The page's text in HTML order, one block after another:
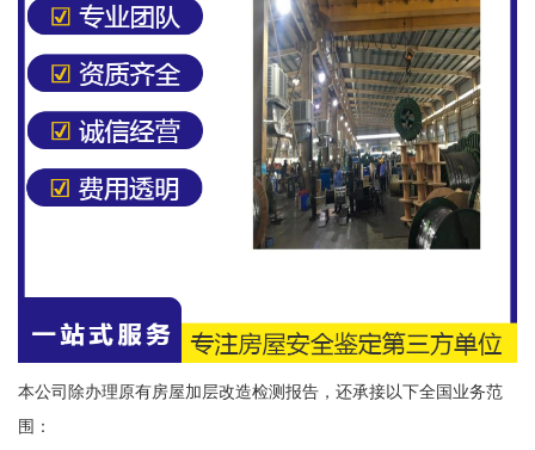
本公司除办理原有房屋加层改造检测报告，还承接以下全国业务范
围：